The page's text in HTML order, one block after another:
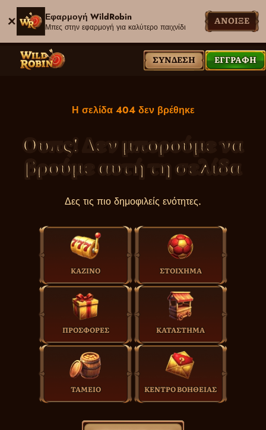
Εφαρμογή WildRobin
Μπες στην εφαρμογή για καλύτερο παιχνίδι
ΆΝΟΙΞΕ
ΣΎΝΔΕΣΗ ΕΓΓΡΑΦΉ
Η σελίδα 404 δεν βρέθηκε
Ουπς! Δεν μπορούμε να
βρούμε αυτή τη σελίδα
Δες τις πιο δημοφιλείς ενότητες.
ΚΑΖΊΝΟ ΣΤΟΊΧΗΜΑ
ΠΡΟΣΦΟΡΈΣ ΚΑΤΆΣΤΗΜΑ
ΤΑΜΕΊΟ ΚΈΝΤΡΟ ΒΟΉΘΕΙΑΣ